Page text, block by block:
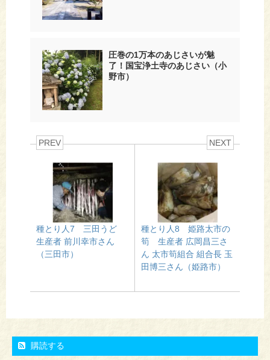
圧巻の1万本のあじさいが魅
了！国宝浄土寺のあじさい（小
野市）
PREV
種とり人7 三田うど
生産者 前川幸市さん
（三田市）
NEXT
種とり人8 姫路太市の
筍 生産者 広岡昌三さ
ん 太市筍組合 組合長 玉
田博三さん（姫路市）
購読する